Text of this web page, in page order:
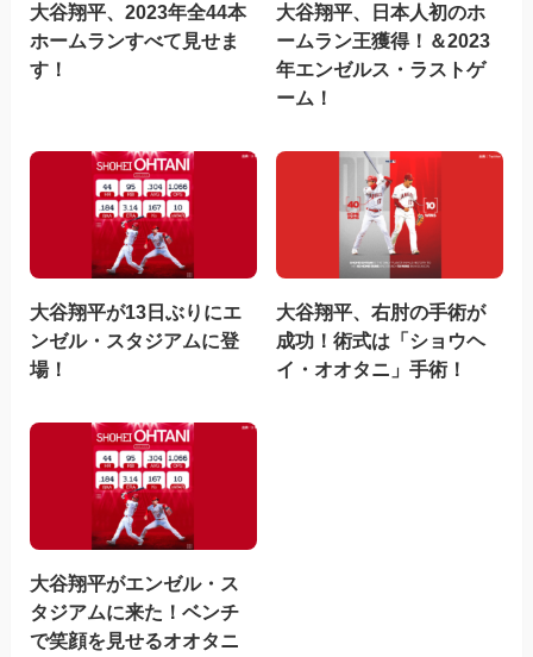
大谷翔平、2023年全44本
ホームランすべて見せま
す！
大谷翔平、日本人初のホ
ームラン王獲得！＆2023
年エンゼルス・ラストゲ
ーム！
大谷翔平が13日ぶりにエ
ンゼル・スタジアムに登
場！
大谷翔平、右肘の手術が
成功！術式は「ショウヘ
イ・オオタニ」手術！
大谷翔平がエンゼル・ス
タジアムに来た！ベンチ
で笑顔を見せるオオタニ